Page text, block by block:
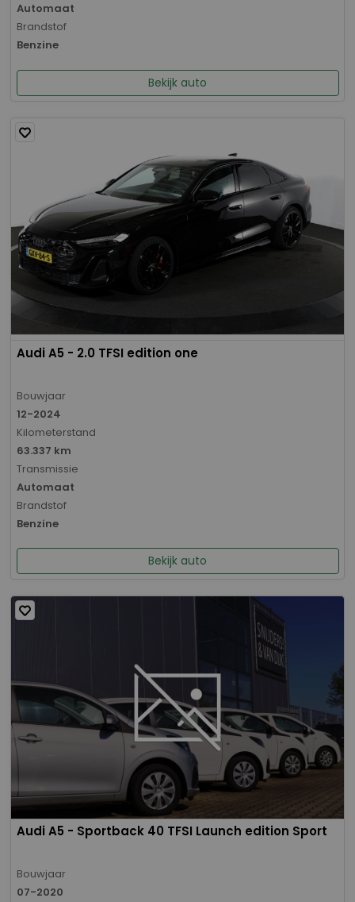
Automaat
Brandstof
Benzine
Bekijk auto
Audi A5 - 2.0 TFSI edition one
Bouwjaar
12-2024
Kilometerstand
63.337 km
Transmissie
Automaat
Brandstof
Benzine
Bekijk auto
Audi A5 - Sportback 40 TFSI Launch edition Sport
Bouwjaar
07-2020